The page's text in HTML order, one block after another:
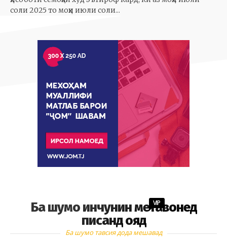
соли 2025 то моҳи июли соли...
Ба шумо инчунин метавонед
писанд ояд
VIP
Ба шумо тавсия дода мешавад